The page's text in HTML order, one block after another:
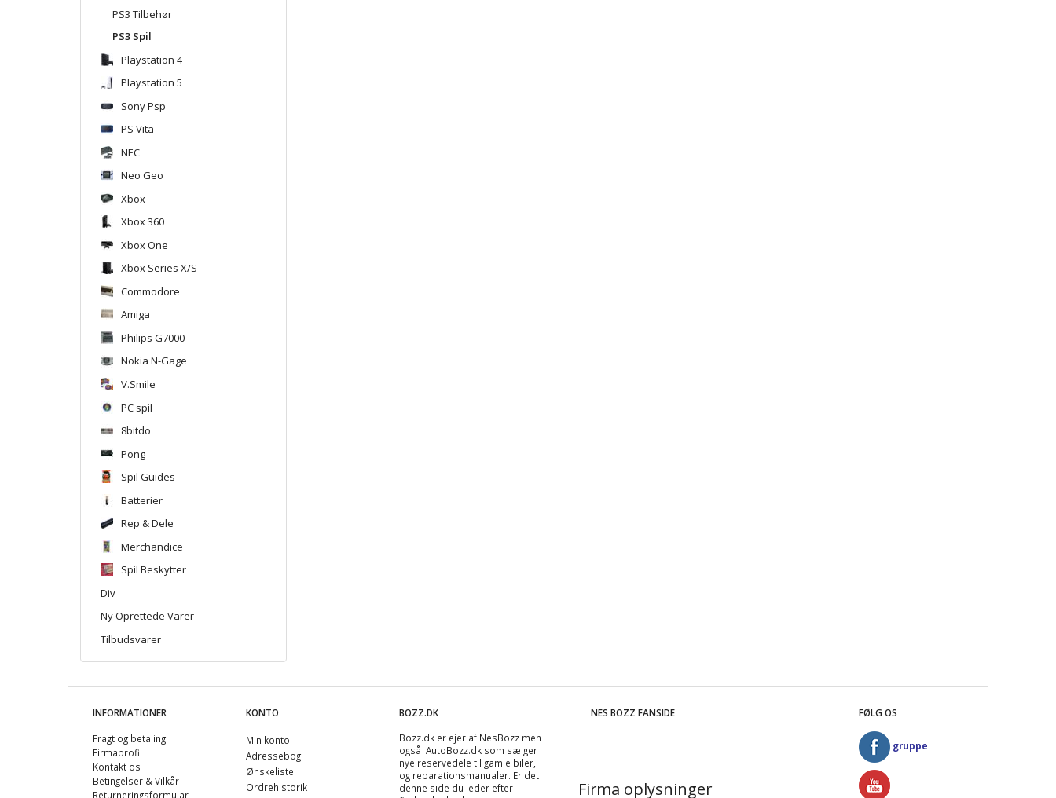
PS3 Tilbehør
PS3 Spil
Playstation 4
Playstation 5
Sony Psp
PS Vita
NEC
Neo Geo
Xbox
Xbox 360
Xbox One
Xbox Series X/S
Commodore
Amiga
Philips G7000
Nokia N-Gage
V.Smile
PC spil
8bitdo
Pong
Spil Guides
Batterier
Rep & Dele
Merchandice
Spil Beskytter
Div
Ny Oprettede Varer
Tilbudsvarer
INFORMATIONER
Fragt og betaling
Firmaprofil
Kontakt os
Betingelser & Vilkår
Returneringsformular
KONTO
Min konto
Adressebog
Ønskeliste
Ordrehistorik
BOZZ.DK
Bozz.dk er ejer af NesBozz men
også AutoBozz.dk som sælger
nye reservedele til gamle biler,
og reparationsmanualer. Er det
denne side du leder efter
NES BOZZ FANSIDE
Firma oplysninger
FØLG OS
gruppe